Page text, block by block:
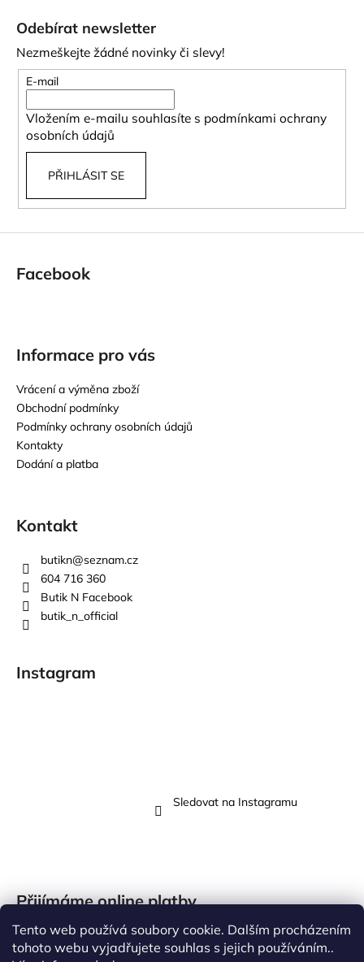
Tento web používá soubory cookie. Dalším procházením
tohoto webu vyjadřujete souhlas s jejich používáním..
Odebírat newsletter
Nezmeškejte žádné novinky či slevy!
E-mail
Vložením e-mailu souhlasíte s podmínkami ochrany
osobních údajů
PŘIHLÁSIT SE
Facebook
Informace pro vás
Vrácení a výměna zboží
Obchodní podmínky
Podmínky ochrany osobních údajů
Kontakty
Dodání a platba
Kontakt
butikn@seznam.cz
604 716 360
Butik N Facebook
butik_n_official
Instagram
Sledovat na Instagramu
Přijímáme online platby